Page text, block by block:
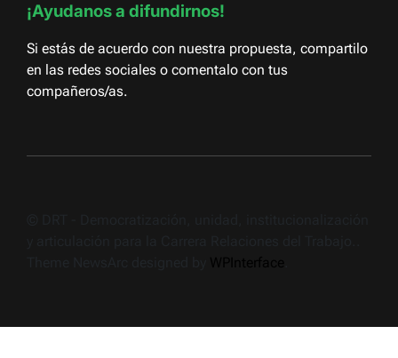
¡Ayudanos a difundirnos!
Si estás de acuerdo con nuestra propuesta, compartilo
en las redes sociales o comentalo con tus
compañeros/as.